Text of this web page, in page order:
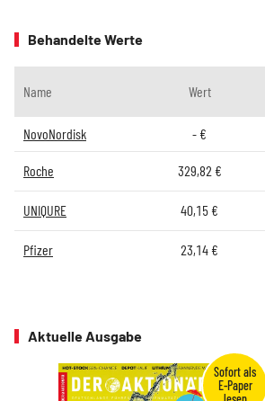
Behandelte Werte
Name Wert
NovoNordisk - €
Roche 329,82 €
UNIQURE 40,15 €
Pfizer 23,14 €
Aktuelle Ausgabe